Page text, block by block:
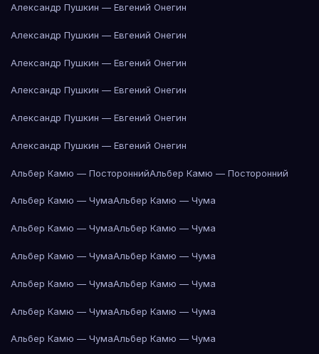
Александр Пушкин — Евгений Онегин
Александр Пушкин — Евгений Онегин
Александр Пушкин — Евгений Онегин
Александр Пушкин — Евгений Онегин
Александр Пушкин — Евгений Онегин
Александр Пушкин — Евгений Онегин
Альбер Камю — ПостороннийАльбер Камю — Посторонний
Альбер Камю — ЧумаАльбер Камю — Чума
Альбер Камю — ЧумаАльбер Камю — Чума
Альбер Камю — ЧумаАльбер Камю — Чума
Альбер Камю — ЧумаАльбер Камю — Чума
Альбер Камю — ЧумаАльбер Камю — Чума
Альбер Камю — ЧумаАльбер Камю — Чума